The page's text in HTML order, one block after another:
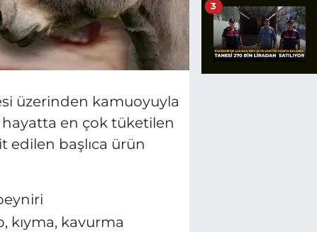
üzerinden kamuoyuyla
en çok tüketilen
edilen başlıca ürün
kıyma, kavurma
3